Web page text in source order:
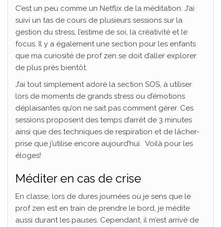
C’est un peu comme un Netflix de la méditation. J’ai
suivi un tas de cours de plusieurs sessions sur la
gestion du stress, l’estime de soi, la créativité et le
focus. Il y a également une section pour les enfants
que ma curiosité de prof zen se doit d’aller explorer
de plus près bientôt.
J’ai tout simplement adoré la section SOS, à utiliser
lors de moments de grands stress ou d’émotions
déplaisantes qu’on ne sait pas comment gérer. Ces
sessions proposent des temps d’arrêt de 3 minutes
ainsi que des techniques de respiration et de lâcher-
prise que j’utilise encore aujourd’hui. Voilà pour les
éloges!
Méditer en cas de crise
En classe, lors de dures journées où je sens que le
prof zen est en train de prendre le bord, je médite
aussi durant les pauses. Cependant, il m’est arrivé de